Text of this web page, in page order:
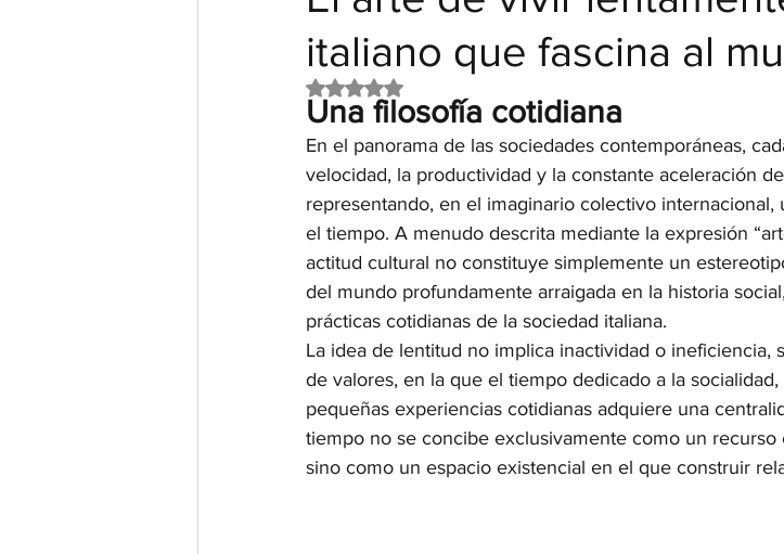
italiano que fascina al
Obtuvo NaN de 5 estrellas.
Una filosofía cotidiana
En el panorama de las sociedades contemporáneas,
velocidad, la productividad y la constante aceleración
representando, en el imaginario colectivo
el tiempo. A menudo descrita mediante la expresión
actitud cultural no constituye simplemente un
del mundo profundamente arraigada en la historia
prácticas cotidianas de la sociedad italiana.
La idea de lentitud no implica inactividad o ineficiencia,
de valores, en la que el tiempo dedicado a la
pequeñas experiencias cotidianas adquiere una
tiempo no se concibe exclusivamente como un
sino como un espacio existencial en el que construir